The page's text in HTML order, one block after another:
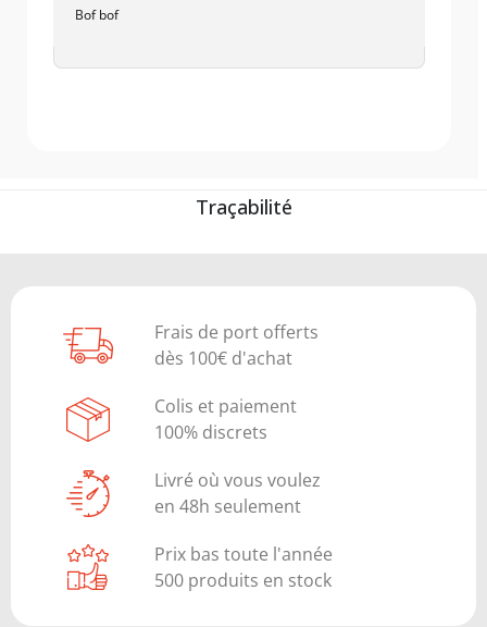
Bof bof
Traçabilité
Frais de port offerts
dès 100€ d'achat
Colis et paiement
100% discrets
Livré où vous voulez
en 48h seulement
Prix bas toute l'année
500 produits en stock